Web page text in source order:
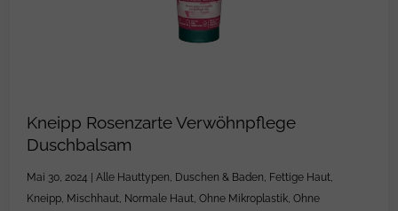
Kneipp Rosenzarte Verwöhnpflege
Duschbalsam
Mai 30, 2024 Alle Hauttypen, Duschen & Baden, Fettige Haut,
Kneipp, Mischhaut, Normale Haut, Ohne Mikroplastik, Ohne